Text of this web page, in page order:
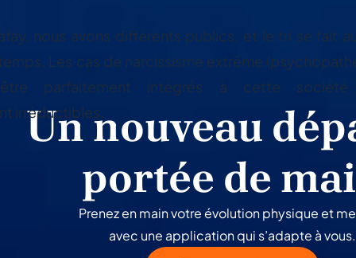
nous avons différents publics, et le tri se fait
Les cas de narcissisme extrême
parfaitement intégrés à cette société
irréductibles.
Un nouveau
portée de
Prenez en main votre évolution physique et
avec une application qui s’adapte à vous.